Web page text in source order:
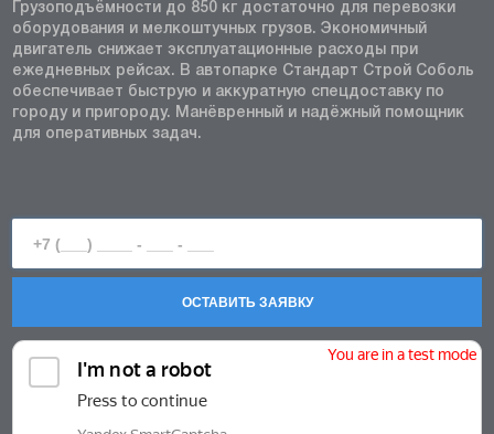
Грузоподъёмности до 850 кг достаточно для перевозки
оборудования и мелкоштучных грузов. Экономичный
двигатель снижает эксплуатационные расходы при
ежедневных рейсах. В автопарке Стандарт Строй Соболь
обеспечивает быструю и аккуратную спецдоставку по
городу и пригороду. Манёвренный и надёжный помощник
для оперативных задач.
ОСТАВИТЬ ЗАЯВКУ